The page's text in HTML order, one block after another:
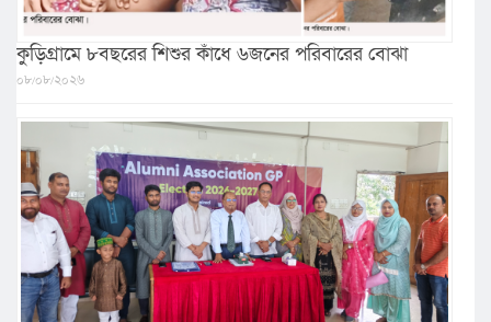
কুড়িগ্রামে ৮বছরের শিশুর কাঁধে ৬জনের পরিবারের বোঝা
০৮/০৮/২০২৬